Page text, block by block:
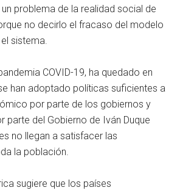
problema de la realidad social de
no decirlo el fracaso del modelo
sistema.
COVID-19, ha quedado en
han adoptado políticas suficientes a
por parte de los gobiernos y
parte del Gobierno de Iván Duque
no llegan a satisfacer las
la población.
sugiere que los países